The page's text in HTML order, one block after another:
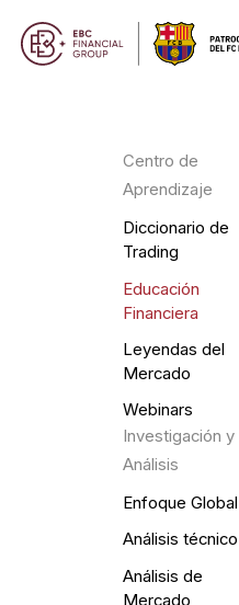
Centro de
Aprendizaje
Diccionario de
Trading
Educación
Financiera
Leyendas del
Mercado
Webinars
Investigación y
Análisis
Enfoque Global
Análisis técnico
Análisis de
Mercado